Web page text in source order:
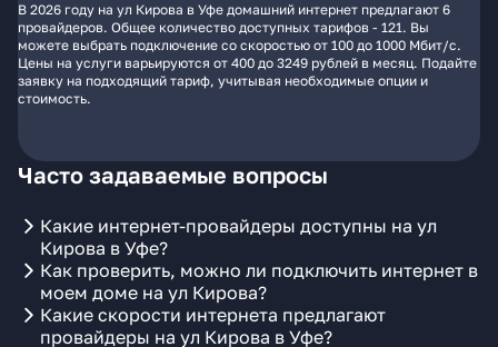
В 2026 году на ул Кирова в Уфе домашний интернет предлагают 6
провайдеров. Общее количество доступных тарифов - 121. Вы
можете выбрать подключение со скоростью от 100 до 1000 Мбит/с.
Цены на услуги варьируются от 400 до 3249 рублей в месяц. Подайте
заявку на подходящий тариф, учитывая необходимые опции и
стоимость.
Часто задаваемые вопросы
Какие интернет-провайдеры доступны на ул
Кирова в Уфе?
Как проверить, можно ли подключить интернет в
моем доме на ул Кирова?
Какие скорости интернета предлагают
провайдеры на ул Кирова в Уфе?